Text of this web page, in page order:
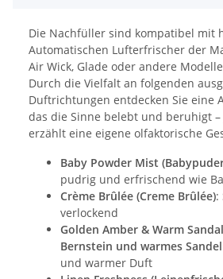
Die Nachfüller sind kompatibel mit
Automatischen Lufterfrischer der
Air Wick, Glade oder andere
Durch die Vielfalt an folgenden
Duftrichtungen entdecken Sie eine
das die Sinne belebt und beruhigt
erzählt eine eigene olfaktorische
Baby Powder Mist
pudrig und erfrischend wie
Crème Brûlée (Creme Brûlée):
verlockend
Golden Amber & Warm
Bernstein und warmes
und warmer Duft